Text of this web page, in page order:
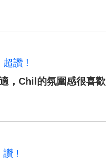
超讚 !
，Chil的氛圍感很喜歡
讚 !